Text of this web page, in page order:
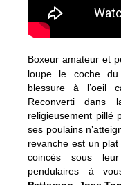
Boxeur amateur et p
loupe le coche du
blessure à l’oeil
Reconverti dans
religieusement pillé
ses poulains
revanche est un
coincés sous
pendulaires à